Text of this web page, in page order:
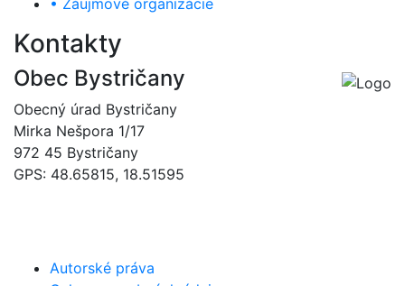
Kontakty
Obec Bystričany
Obecný úrad Bystričany
Mirka Nešpora 1/17
972 45 Bystričany
GPS: 48.65815, 18.51595
Autorské práva